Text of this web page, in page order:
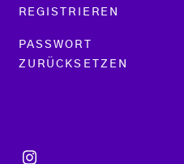
REGISTRIEREN
PASSWORT
ZURÜCKSETZEN